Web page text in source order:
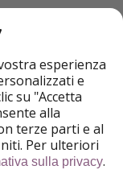
esperienza
e
su "Accetta
alla
terze parti e al
Per ulteriori
sulla privacy.